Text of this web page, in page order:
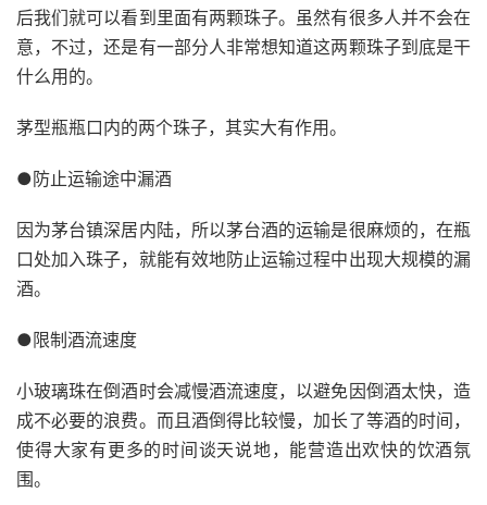
后我们就可以看到里面有两颗珠子。虽然有很多人并不会在
意，不过，还是有一部分人非常想知道这两颗珠子到底是干
什么用的。
茅型瓶瓶口内的两个珠子，其实大有作用。
●防止运输途中漏酒
因为茅台镇深居内陆，所以茅台酒的运输是很麻烦的，在瓶
口处加入珠子，就能有效地防止运输过程中出现大规模的漏
酒。
●限制酒流速度
小玻璃珠在倒酒时会减慢酒流速度，以避免因倒酒太快，造
成不必要的浪费。而且酒倒得比较慢，加长了等酒的时间，
使得大家有更多的时间谈天说地，能营造出欢快的饮酒氛
围。